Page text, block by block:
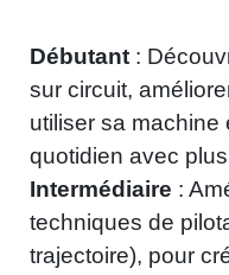
Débutant :
sur circuit,
utiliser sa machine
quotidien avec
Intermédiaire :
techniques de
trajectoire), pour